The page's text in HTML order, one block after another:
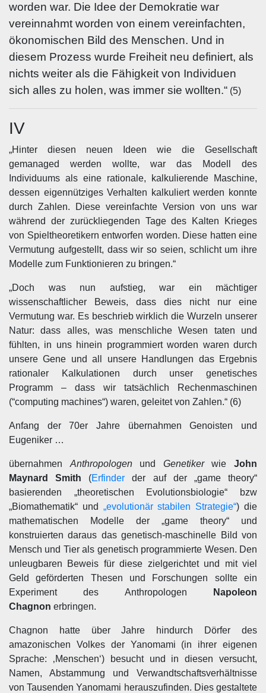
worden war. Die Idee der Demokratie war
vereinnahmt worden von einem vereinfachten,
ökonomischen Bild des Menschen. Und in
diesem Prozess wurde Freiheit neu definiert, als
nichts weiter als die Fähigkeit von Individuen
sich alles zu holen, was immer sie wollten.“ (5)
IV
„Hinter diesen neuen Ideen wie die Gesellschaft
gemanaged werden wollte, war das Modell des
Individuums als eine rationale, kalkulierende Maschine,
dessen eigennütziges Verhalten kalkuliert werden konnte
durch Zahlen. Diese vereinfachte Version von uns war
während der zurückliegenden Tage des Kalten Krieges
von Spieltheoretikern entworfen worden. Diese hatten eine
Vermutung aufgestellt, dass wir so seien, schlicht um ihre
Modelle zum Funktionieren zu bringen.“
„Doch was nun aufstieg, war ein mächtiger
wissenschaftlicher Beweis, dass dies nicht nur eine
Vermutung war. Es beschrieb wirklich die Wurzeln unserer
Natur: dass alles, was menschliche Wesen taten und
fühlten, in uns hinein programmiert worden waren durch
unsere Gene und all unsere Handlungen das Ergebnis
rationaler Kalkulationen durch unser genetisches
Programm – dass wir tatsächlich Rechenmaschinen
(“computing machines“) waren, geleitet von Zahlen.“ (6)
Anfang der 70er Jahre übernahmen Genoisten und
Eugeniker …
übernahmen Anthropologenund GenetikerwieJohn
Maynard Smith (Erfinder der auf der „game theory“
basierenden „theoretischen Evolutionsbiologie“ bzw
„Biomathematik“ und „evolutionär stabilen Strategie“) die
mathematischen Modelle der „game theory“ und
konstruierten daraus das genetisch-maschinelle Bild von
Mensch und Tier als genetisch programmierte Wesen. Den
unleugbaren Beweis für diese zielgerichtet und mit viel
Geld geförderten Thesen und Forschungen sollte ein
Experiment des Anthropologen
Napoleon
Chagnon erbringen.
Chagnon hatte über Jahre hindurch Dörfer des
amazonischen Volkes der Yanomami (in ihrer eigenen
Sprache: ‚Menschen‘) besucht und in diesen versucht,
Namen, Abstammung und Verwandtschaftsverhältnisse
von Tausenden Yanomami herauszufinden. Dies gestaltete